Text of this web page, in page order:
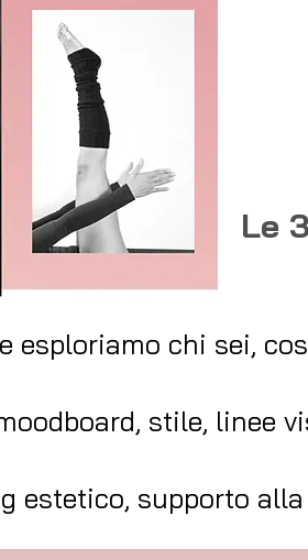
Le
esploriamo chi sei,
stile, linee
estetico, supporto